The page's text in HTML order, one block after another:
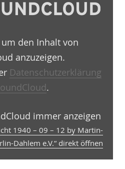
den Inhalt von
anzuzeigen.
Datenschutzerklärung
.
immer anzeigen
1940 – 09 – 12 by Martin-
Dahlem e.V.“ direkt öffnen